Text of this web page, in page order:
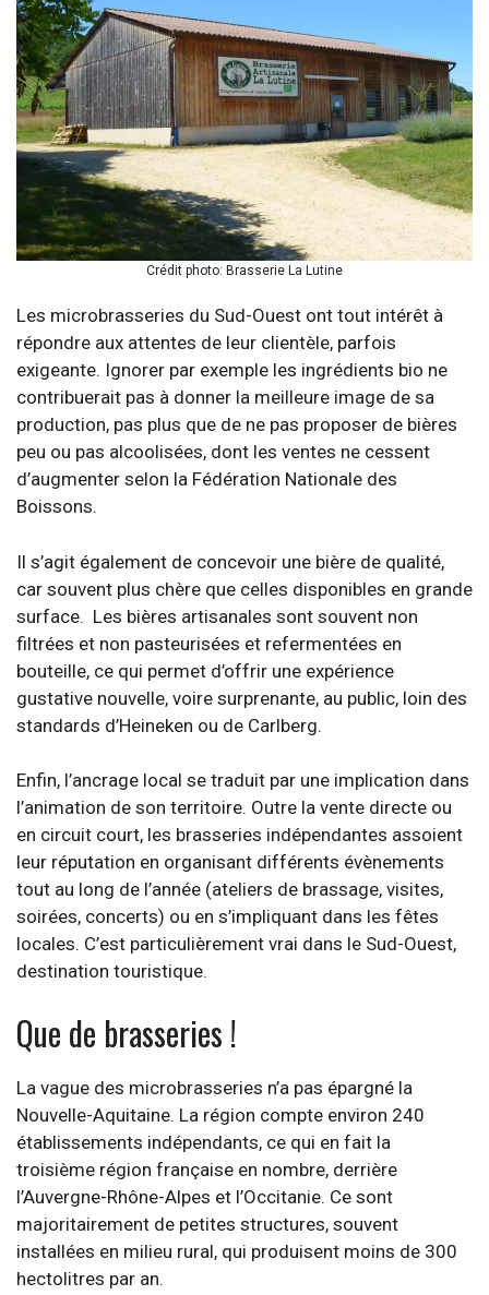
Crédit photo: Brasserie La Lutine
Les microbrasseries du Sud-Ouest ont tout intérêt à
répondre aux attentes de leur clientèle, parfois
exigeante. Ignorer par exemple les ingrédients bio ne
contribuerait pas à donner la meilleure image de sa
production, pas plus que de ne pas proposer de bières
peu ou pas alcoolisées, dont les ventes ne cessent
d’augmenter selon la Fédération Nationale des
Boissons.
Il s’agit également de concevoir une bière de qualité,
car souvent plus chère que celles disponibles en grande
surface. Les bières artisanales sont souvent non
filtrées et non pasteurisées et refermentées en
bouteille, ce qui permet d’offrir une expérience
gustative nouvelle, voire surprenante, au public, loin des
standards d’Heineken ou de Carlberg.
Enfin, l’ancrage local se traduit par une implication dans
l’animation de son territoire. Outre la vente directe ou
en circuit court, les brasseries indépendantes assoient
leur réputation en organisant différents évènements
tout au long de l’année (ateliers de brassage, visites,
soirées, concerts) ou en s’impliquant dans les fêtes
locales. C’est particulièrement vrai dans le Sud-Ouest,
destination touristique.
Que de brasseries !
La vague des microbrasseries n’a pas épargné la
Nouvelle-Aquitaine. La région compte environ 240
établissements indépendants, ce qui en fait la
troisième région française en nombre, derrière
l’Auvergne-Rhône-Alpes et l’Occitanie. Ce sont
majoritairement de petites structures, souvent
installées en milieu rural, qui produisent moins de 300
hectolitres par an.